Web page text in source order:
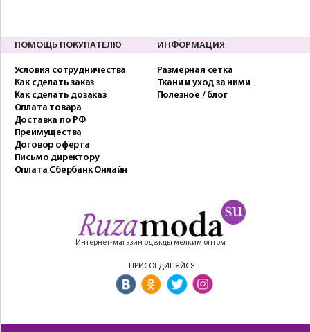
ПОМОЩЬ ПОКУПАТЕЛЮ
Условия сотрудничества
Как сделать заказ
Как сделать дозаказ
Оплата товара
Доставка по РФ
Преимущества
Договор оферта
Письмо директору
Оплата Сбербанк Онлайн
ИНФОРМАЦИЯ
Размерная сетка
Ткани и уход за ними
Полезное / блог
Интернет-магазин одежды мелким оптом
ПРИСОЕДИНЯЙСЯ